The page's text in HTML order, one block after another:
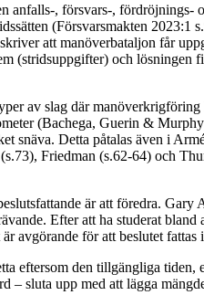
anfalls-, försvars-, fördröjnings-
(Försvarsmakten 2023:1
att manöverbataljon får
(stridsuppgifter) och lösningen
av slag där
(Bachega, Guerin &
snäva. Detta påtalas även i
Friedman (s.62-64) och
är att föredra.
Efter att ha studerat
avgörande för att beslutet fattas
eftersom den tillgängliga
– sluta upp med att lägga